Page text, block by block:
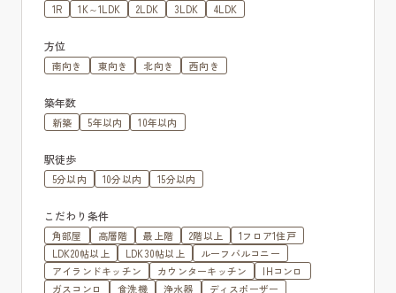
1R 1K～1LDK 2LDK 3LDK 4LDK
方位
南向き 東向き 北向き 西向き
築年数
新築 5年以内 10年以内
駅徒歩
5分以内 10分以内 15分以内
こだわり条件
角部屋 高層階 最上階 2階以上
1フロア1住戸
LDK20帖以上
LDK30帖以上
ルーフバルコニー
アイランドキッチン
カウンターキッチン
IHコンロ
ガスコンロ
食洗機 浄水器
ディスポーザー